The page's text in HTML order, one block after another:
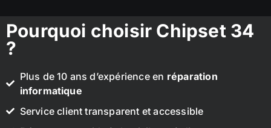
Pourquoi choisir Chipset 34
?
Plus de 10 ans d’expérience en réparation
informatique
Service client transparent et accessible